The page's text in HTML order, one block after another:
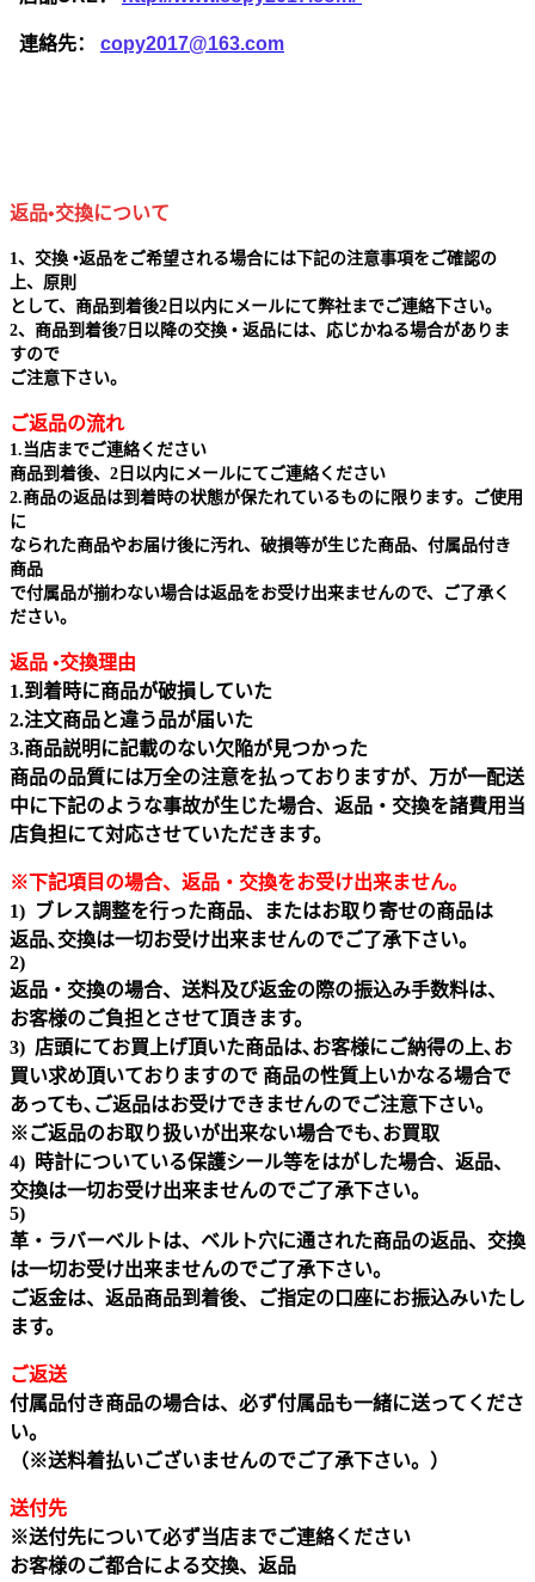
連絡先： copy2017@163.com
返品•交換について
1、交換 •返品をご希望される場合には下記の注意事項をご確認の
上、原則
として、商品到着後2日以内にメールにて弊社までご連絡下さい。
2、商品到着後7日以降の交換 • 返品には、応じかねる場合がありま
すので
ご注意下さい。
ご返品の流れ
1.当店までご連絡ください
商品到着後、2日以内にメールにてご連絡ください
2.商品の返品は到着時の状態が保たれているものに限ります。ご使用
に
なられた商品やお届け後に汚れ、破損等が生じた商品、付属品付き
商品
で付属品が揃わない場合は返品をお受け出来ませんので、ご了承く
ださい。
返品 •交換理由
1.到着時に商品が破損していた
2.注文商品と違う品が届いた
3.商品説明に記載のない欠陥が見つかった
商品の品質には万全の注意を払っておりますが、万が一配送
中に下記のような事故が生じた場合、返品・交換を諸費用当
店負担にて対応させていただきます。
※下記項目の場合、返品・交換をお受け出来ません｡
1) ブレス調整を行った商品、またはお取り寄せの商品は
返品､交換は一切お受け出来ませんのでご了承下さい。
2)
返品・交換の場合、送料及び返金の際の振込み手数料は、
お客様のご負担とさせて頂きます。
3) 店頭にてお買上げ頂いた商品は､お客様にご納得の上､お
買い求め頂いておりますので 商品の性質上いかなる場合で
あっても､ご返品はお受けできませんのでご注意下さい｡
※ご返品のお取り扱いが出来ない場合でも､お買取
4) 時計についている保護シール等をはがした場合、返品、
交換は一切お受け出来ませんのでご了承下さい。
5)
革・ラバーベルトは、ベルト穴に通された商品の返品、交換
は一切お受け出来ませんのでご了承下さい。
ご返金は、返品商品到着後、ご指定の口座にお振込みいたし
ます。
ご返送
付属品付き商品の場合は、必ず付属品も一緒に送ってくださ
い。
（※送料着払いございませんのでご了承下さい。）
送付先
※送付先について必ず当店までご連絡ください
お客様のご都合による交換、返品